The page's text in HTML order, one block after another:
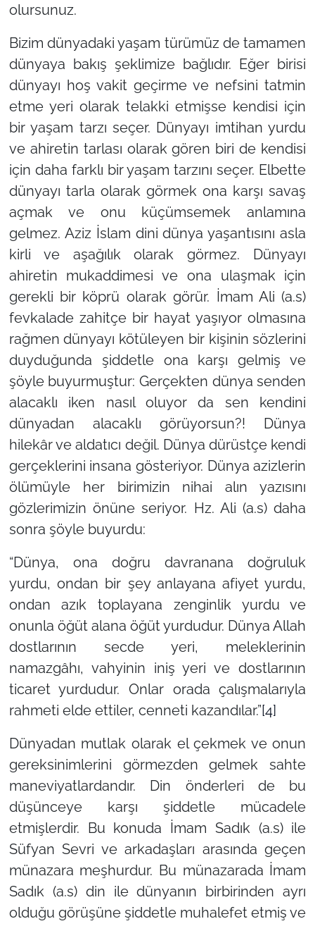
olursunuz.
Bizim dünyadaki yaşam türümüz de tamamen
dünyaya bakış şeklimize bağlıdır. Eğer birisi
dünyayı hoş vakit geçirme ve nefsini tatmin
etme yeri olarak telakki etmişse kendisi için
bir yaşam tarzı seçer. Dünyayı imtihan yurdu
ve ahiretin tarlası olarak gören biri de kendisi
için daha farklı bir yaşam tarzını seçer. Elbette
dünyayı tarla olarak görmek ona karşı savaş
açmak ve onu küçümsemek anlamına
gelmez. Aziz İslam dini dünya yaşantısını asla
kirli ve aşağılık olarak görmez. Dünyayı
ahiretin mukaddimesi ve ona ulaşmak için
gerekli bir köprü olarak görür. İmam Ali (a.s)
fevkalade zahitçe bir hayat yaşıyor olmasına
rağmen dünyayı kötüleyen bir kişinin sözlerini
duyduğunda şiddetle ona karşı gelmiş ve
şöyle buyurmuştur: Gerçekten dünya senden
alacaklı iken nasıl oluyor da sen kendini
dünyadan alacaklı görüyorsun?! Dünya
hilekâr ve aldatıcı değil. Dünya dürüstçe kendi
gerçeklerini insana gösteriyor. Dünya azizlerin
ölümüyle her birimizin nihai alın yazısını
gözlerimizin önüne seriyor. Hz. Ali (a.s) daha
sonra şöyle buyurdu:
“Dünya, ona doğru davranana doğruluk
yurdu, ondan bir şey anlayana afiyet yurdu,
ondan azık toplayana zenginlik yurdu ve
onunla öğüt alana öğüt yurdudur. Dünya Allah
dostlarının secde yeri, meleklerinin
namazgâhı, vahyinin iniş yeri ve dostlarının
ticaret yurdudur. Onlar orada çalışmalarıyla
rahmeti elde ettiler, cenneti kazandılar.”[4]
Dünyadan mutlak olarak el çekmek ve onun
gereksinimlerini görmezden gelmek sahte
maneviyatlardandır. Din önderleri de bu
düşünceye karşı şiddetle mücadele
etmişlerdir. Bu konuda İmam Sadık (a.s) ile
Süfyan Sevri ve arkadaşları arasında geçen
münazara meşhurdur. Bu münazarada İmam
Sadık (a.s) din ile dünyanın birbirinden ayrı
olduğu görüşüne şiddetle muhalefet etmiş ve